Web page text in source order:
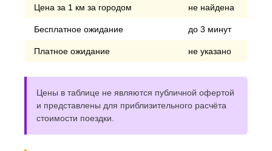
Цена за 1 км за городом не найдена
Бесплатное ожидание до 3 минут
Платное ожидание не указано
Цены в таблице не являются публичной офертой
и представлены для приблизительного расчёта
стоимости поездки.